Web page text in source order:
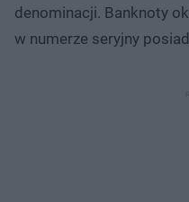
denominacji. Banknoty
w numerze seryjny